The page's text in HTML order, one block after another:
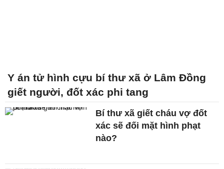
Y án tử hình cựu bí thư xã ở Lâm Đồng
giết người, đốt xác phi tang
Bí thư xã giết cháu vợ đốt
xác sẽ đối mặt hình phạt
nào?